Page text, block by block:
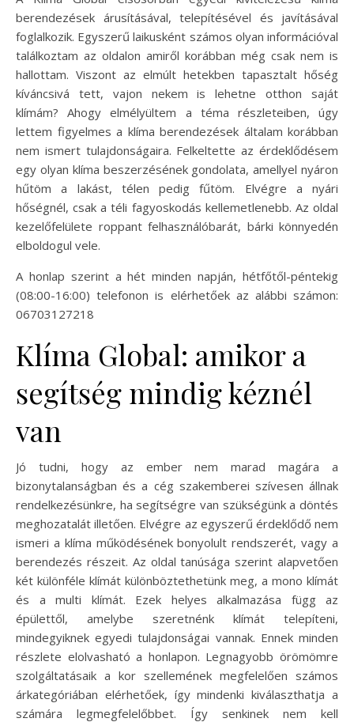
berendezések árusításával, telepítésével és javításával
foglalkozik. Egyszerű laikusként számos olyan információval
találkoztam az oldalon amiről korábban még csak nem is
hallottam. Viszont az elmúlt hetekben tapasztalt hőség
kíváncsivá tett, vajon nekem is lehetne otthon saját
klímám? Ahogy elmélyültem a téma részleteiben, úgy
lettem figyelmes a klíma berendezések általam korábban
nem ismert tulajdonságaira. Felkeltette az érdeklődésem
egy olyan klíma beszerzésének gondolata, amellyel nyáron
hűtöm a lakást, télen pedig fűtöm. Elvégre a nyári
hőségnél, csak a téli fagyoskodás kellemetlenebb. Az oldal
kezelőfelülete roppant felhasználóbarát, bárki könnyedén
elboldogul vele.
A honlap szerint a hét minden napján, hétfőtől-péntekig
(08:00-16:00) telefonon is elérhetőek az alábbi számon:
06703127218
Klíma Global: amikor a
segítség mindig kéznél
van
Jó tudni, hogy az ember nem marad magára a
bizonytalanságban és a cég szakemberei szívesen állnak
rendelkezésünkre, ha segítségre van szükségünk a döntés
meghozatalát illetően. Elvégre az egyszerű érdeklődő nem
ismeri a klíma működésének bonyolult rendszerét, vagy a
berendezés részeit. Az oldal tanúsága szerint alapvetően
két különféle klímát különböztethetünk meg, a mono klímát
és a multi klímát. Ezek helyes alkalmazása függ az
épülettől, amelybe szeretnénk klímát telepíteni,
mindegyiknek egyedi tulajdonságai vannak. Ennek minden
részlete elolvasható a honlapon. Legnagyobb örömömre
szolgáltatásaik a kor szellemének megfelelően számos
árkategóriában elérhetőek, így mindenki kiválaszthatja a
számára legmegfelelőbbet. Így senkinek nem kell